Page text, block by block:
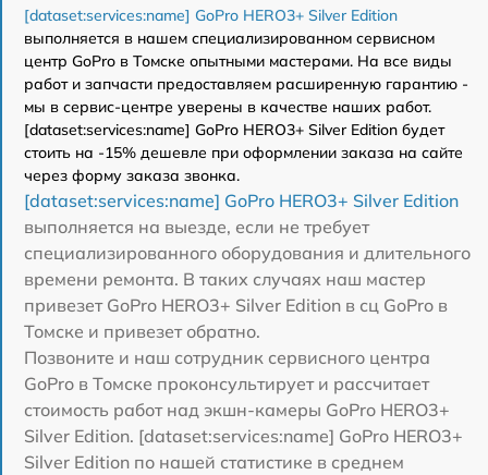
[dataset:services:name] GoPro HERO3+ Silver Edition
выполняется в нашем специализированном сервисном
центр GoPro в Томске опытными мастерами. На все виды
работ и запчасти предоставляем расширенную гарантию -
мы в сервис-центре уверены в качестве наших работ.
[dataset:services:name] GoPro HERO3+ Silver Edition будет
стоить на -15% дешевле при оформлении заказа на сайте
через форму заказа звонка.
[dataset:services:name] GoPro HERO3+ Silver Edition
выполняется на выезде, если не требует
специализированного оборудования и длительного
времени ремонта. В таких случаях наш мастер
привезет GoPro HERO3+ Silver Edition в сц GoPro в
Томске и привезет обратно.
Позвоните и наш сотрудник сервисного центра
GoPro в Томске проконсультирует и рассчитает
стоимость работ над экшн-камеры GoPro HERO3+
Silver Edition. [dataset:services:name] GoPro HERO3+
Silver Edition по нашей статистике в среднем